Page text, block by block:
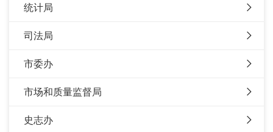
统计局
司法局
市委办
市场和质量监督局
史志办